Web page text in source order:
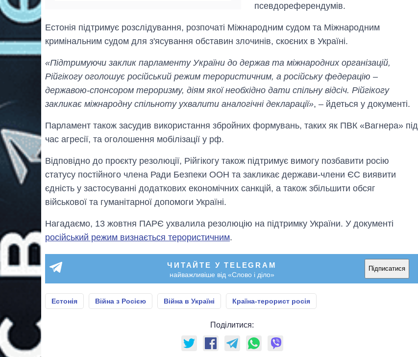
псевдореферендумів.
Естонія підтримує розслідування, розпочаті Міжнародним судом та Міжнародним
кримінальним судом для з'ясування обставин злочинів, скоєних в Україні.
«Підтримуючи заклик парламенту України до держав та міжнародних організацій,
Рійгікогу оголошує російський режим терористичним, а російську федерацію –
державою-спонсором тероризму, діям якої необхідно дати спільну відсіч. Рійгікогу
закликає міжнародну спільноту ухвалити аналогічні декларації», – йдеться у документі.
Парламент також засудив використання збройних формувань, таких як ПВК «Вагнера» під
час агресії, та оголошення мобілізації у рф.
Відповідно до проєкту резолюції, Рійгікогу також підтримує вимогу позбавити росію
статусу постійного члена Ради Безпеки ООН та закликає держави-члени ЄС виявити
єдність у застосуванні додаткових економічних санкцій, а також збільшити обсяг
військової та гуманітарної допомоги Україні.
Нагадаємо, 13 жовтня ПАРЄ ухвалила резолюцію на підтримку України. У документі
російський режим визнається терористичним.
ЧИТАЙТЕ У TELEGRAM
найважливіше від «Слово і діло»
Підписатися
Естонія Війна з Росією Війна в Україні Країна-терорист росія
Поділитися:
кількість
медзакладів в